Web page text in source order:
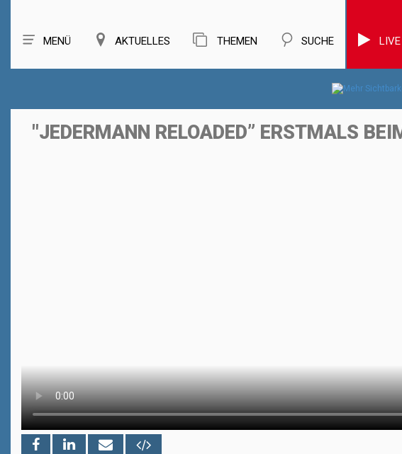
MENÜ AKTUELLES THEMEN SUCHE LIVE
"JEDERMANN RELOADED” ERSTMALS